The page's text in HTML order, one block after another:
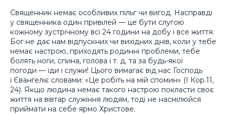
Священник немає особливих пільг чи вигод. Насправді
у священника один привілей — це бути слугою
кожному зустрічному всі 24 години на добу і все життя.
Бог не дає нам відпускних чи вихідних днів, коли у тебе
немає настрою, приходять родинні проблеми, тебе
болять ноги, спина, голова і т. д. та за будь-якої
погоди — іди і служи! Цього вимагає від нас Господь
і Євангеліє словами: «Це робіть на мій спомин» (І Кор.11,
24). Якщо людина немає такого настрою покласти своє
життя на вівтар служіння людям, тоді не насмілюйся
приймати на себе ярмо Христове.